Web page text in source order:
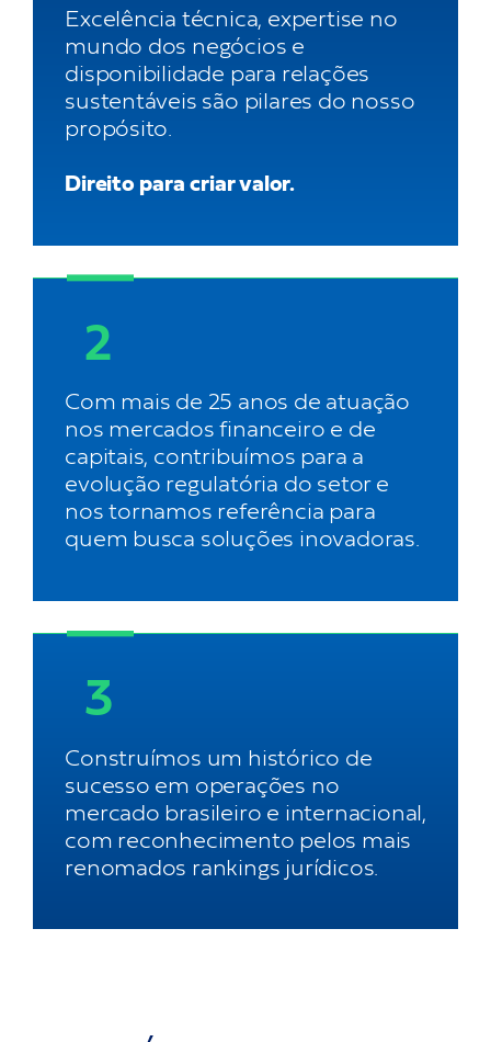
Excelência técnica, expertise no
mundo dos negócios e
disponibilidade para relações
sustentáveis são pilares do nosso
propósito.
Direito para criar valor.
2
Com mais de 25 anos de atuação
nos mercados financeiro e de
capitais, contribuímos para a
evolução regulatória do setor e
nos tornamos referência para
quem busca soluções inovadoras.
3
Construímos um histórico de
sucesso em operações no
mercado brasileiro e internacional,
com reconhecimento pelos mais
renomados rankings jurídicos.